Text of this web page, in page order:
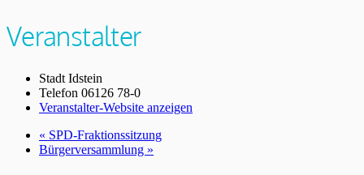
Veranstalter
Stadt Idstein
Telefon 06126 78-0
Veranstalter-Website anzeigen
« SPD-Fraktionssitzung
Bürgerversammlung »